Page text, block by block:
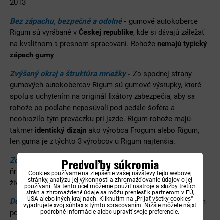
2013
Bez zápachu, bezpečné a odolné- gumové autokoberce
Rigum sú vyrábané v Českej republike, kde si dávajú záležať
na kvalitnom a presnom spracovaní. Rohože nemajú typický
zápach gumy.
Zvýšený okraj a štruktúra mriežky- Zo spodnej strany
gumových autokobercov Rigum sú gumové výstupky, ktoré
spolu s uchytením na originál fixátory zabezpečia, aby sa
rohože po podlahe neposúvali pod pedále šoféra a
neohrozilo tým prevádzku pri jazde. Rigum rohože majú
takmer identický dizajn ako výrobca Frogum alebo Rigum,
len guma je z týchto 3 výrobcov u Rigum najtenšia.
Zosílenie vodičovej rohože- u šoférovej rohože má
ňrigumzosíleniev tvare slzičiek, vďaka krorým predlžuje
životnosť nanajviac namáhanej častipod nohami šoféra.
Dokonale prispôsobené tvaru podlahy- autorohože Rigum
podľa podlahy auta Kia Carens 2006-2013, vďaka čomu
Predvoľby súkromia
Cookies používame na zlepšenie vašej návštevy tejto webovej
stránky, analýzu jej výkonnosti a zhromažďovanie údajov o jej
používaní. Na tento účel môžeme použiť nástroje a služby tretích
strán a zhromaždené údaje sa môžu preniesť k partnerom v EÚ,
USA alebo iných krajinách. Kliknutím na „Prijať všetky cookies“
vyjadrujete svoj súhlas s týmto spracovaním. Nižšie môžete nájsť
podrobné informácie alebo upraviť svoje preferencie.